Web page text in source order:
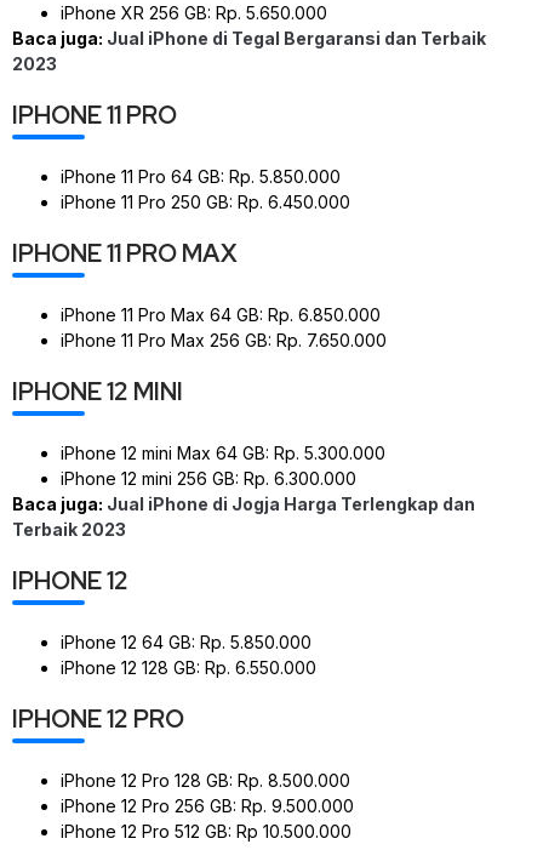
iPhone XR 256 GB: Rp. 5.650.000
Baca juga: Jual iPhone di Tegal Bergaransi dan Terbaik
2023
IPHONE 11 PRO
iPhone 11 Pro 64 GB: Rp. 5.850.000
iPhone 11 Pro 250 GB: Rp. 6.450.000
IPHONE 11 PRO MAX
iPhone 11 Pro Max 64 GB: Rp. 6.850.000
iPhone 11 Pro Max 256 GB: Rp. 7.650.000
IPHONE 12 MINI
iPhone 12 mini Max 64 GB: Rp. 5.300.000
iPhone 12 mini 256 GB: Rp. 6.300.000
Baca juga: Jual iPhone di Jogja Harga Terlengkap dan
Terbaik 2023
IPHONE 12
iPhone 12 64 GB: Rp. 5.850.000
iPhone 12 128 GB: Rp. 6.550.000
IPHONE 12 PRO
iPhone 12 Pro 128 GB: Rp. 8.500.000
iPhone 12 Pro 256 GB: Rp. 9.500.000
iPhone 12 Pro 512 GB: Rp 10.500.000